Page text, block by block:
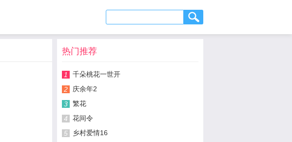
热门推荐
1
千朵桃花一世开
2
庆余年2
3
繁花
4
花间令
5
乡村爱情16